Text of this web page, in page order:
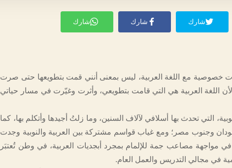
شارك شارك شارك
خصوصية مع اللغة العربية، ليس بمعنى أنني قمت بتطويعها حتى صرت
اللغة العربية هي التي قامت بتطويعي، وأثرت وغيّرت في مسار حياتي
التي تحدث بها أسلافي لآلاف السنين، وما زلتُ أجيدها وأتكلم بها، كما
وجنوب مصر؛ ومع غياب قواسم مشتركة بين العربية والنوبية وجدت
مواجهة مصاعب جمة للإلمام بمجرد أبجديات العربية، في وطن تُعتبَر
في مجالي التدريس والعمل العام.